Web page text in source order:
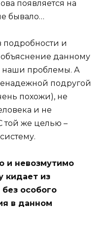
появляется на
бывало…
подробности и
объяснение данному
наши проблемы. А
подругой
похожи), не
и не
той же целью –
и невозмутимо
кидает из
без особого
в данном